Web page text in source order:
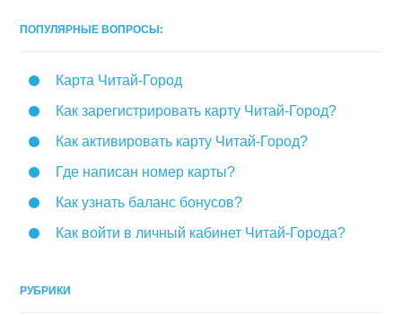
ПОПУЛЯРНЫЕ ВОПРОСЫ:
Карта Читай-Город
Как зарегистрировать карту Читай-Город?
Как активировать карту Читай-Город?
Где написан номер карты?
Как узнать баланс бонусов?
Как войти в личный кабинет Читай-Города?
РУБРИКИ